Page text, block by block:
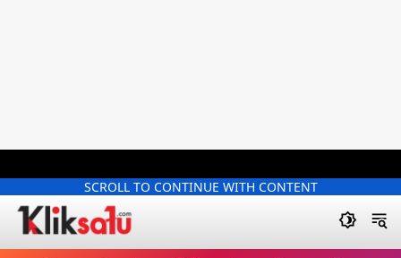
SCROLL TO CONTINUE WITH CONTENT